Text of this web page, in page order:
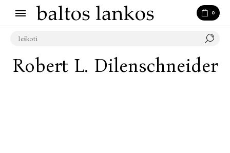
0
Robert L. Dilenschneider